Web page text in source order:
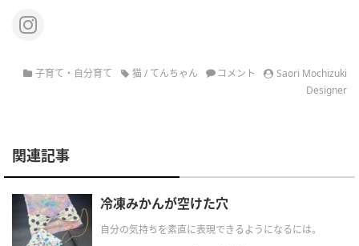
子育て・自分育て 猫/ てんちゃん コメント
Saori Mochizuki
Designer
関連記事
冷凍みかんが空けた穴
自分の気持ちを素直に表現できるようになるには。